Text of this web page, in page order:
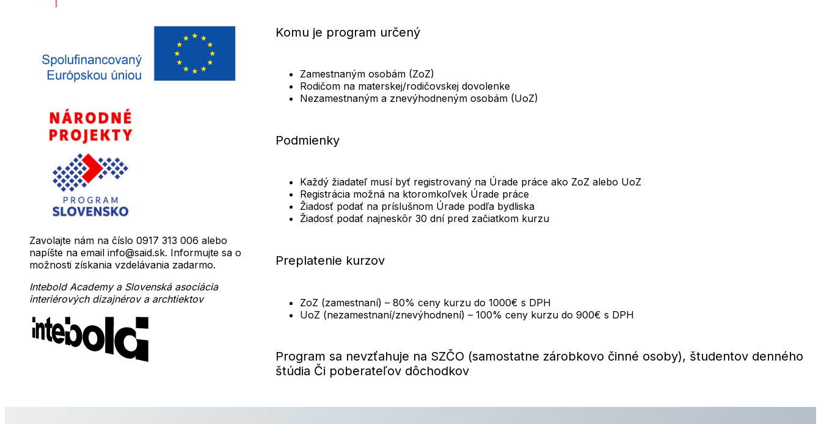
Zavolajte nám na číslo 0917 313 006 alebo
napíšte na email info@said.sk. Informujte sa o
možnosti získania vzdelávania zadarmo.
Intebold Academy a Slovenská asociácia
interiérových dizajnérov a archtiektov
Komu je program určený
Zamestnaným osobám (ZoZ)
Rodičom na materskej/rodičovskej dovolenke
Nezamestnaným a znevýhodneným osobám (UoZ)
Podmienky
Každý žiadateľ musí byť registrovaný na Úrade práce ako ZoZ alebo UoZ
Registrácia možná na ktoromkoľvek Úrade práce
Žiadosť podať na príslušnom Úrade podľa bydliska
Žiadosť podať najneskôr 30 dní pred začiatkom kurzu
Preplatenie kurzov
ZoZ (zamestnaní) – 80% ceny kurzu do 1000€ s DPH
UoZ (nezamestnaní/znevýhodnení) – 100% ceny kurzu do 900€ s DPH
Program sa nevzťahuje na SZČO (samostatne zárobkovo činné osoby), študentov denného
štúdia Či poberateľov dôchodkov